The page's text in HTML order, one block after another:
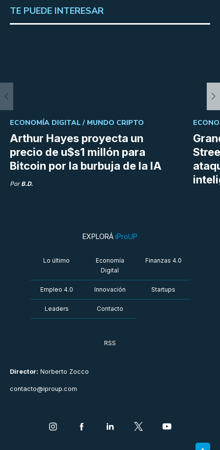
TE PUEDE INTERESAR
Arthur Hayes proyecta un
precio de u$s1 millón para
Bitcoin por la burbuja de la IA
ECONOMÍA DIGITAL / MUNDO CRIPTO
Por B.D.
Director: Norberto Zocco
contacto@iproup.com
EXPLORÁ iProUP
Lo último
Economía
Digital
Finanzas 4.0
Empleo 4.0 Innovación Startups
Leaders Contacto
RSS